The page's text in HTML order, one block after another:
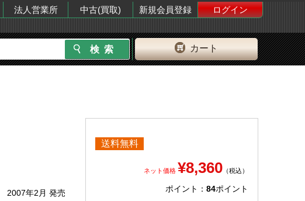
法人営業所 中古(買取) 新規会員登録
ログイン
カート
2007年2月 発売
送料無料
ネット価格 ¥8,360 （税込）
ポイント： 84ポイント